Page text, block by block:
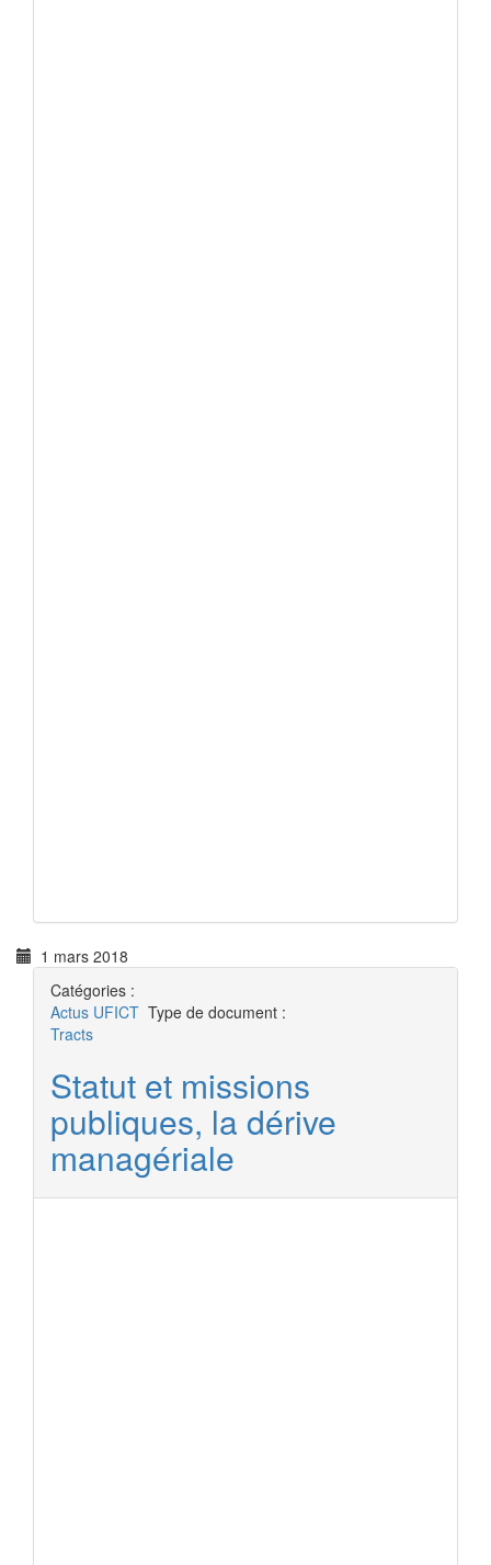
1 mars 2018
Catégories :
Actus UFICT Type de document :
Tracts
Statut et missions
publiques, la dérive
managériale